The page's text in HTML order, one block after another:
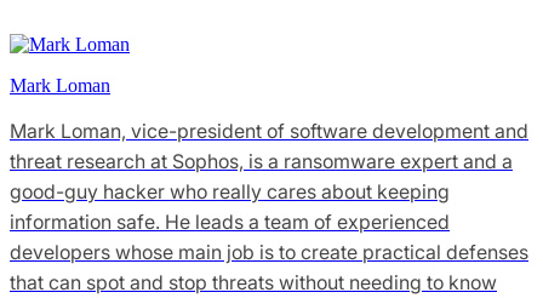
Mark Loman
Mark Loman, vice-president of software development and
threat research at Sophos, is a ransomware expert and a
good-guy hacker who really cares about keeping
information safe. He leads a team of experienced
developers whose main job is to create practical defenses
that can spot and stop threats without needing to know